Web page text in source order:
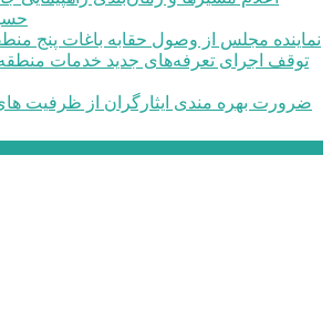
نماینده مجلس از وصول حقابه باغات پنج
ضرورت بهره مندی ایثارگران از ظرفیت